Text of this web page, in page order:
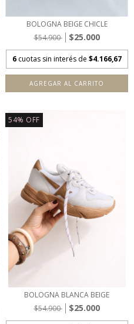
BOLOGNA BEIGE CHICLE
$54.900
$25.000
6 cuotas sin interés de $4.166,67
AGREGAR AL CARRITO
54% OFF
BOLOGNA BLANCA BEIGE
$54.900
$25.000